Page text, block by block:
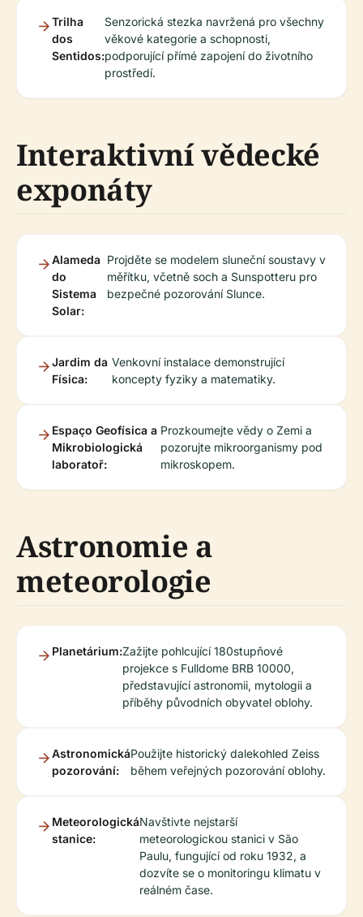
Trilha
dos
Sentidos:
Senzorická stezka navržená pro všechny
věkové kategorie a schopnosti,
podporující přímé zapojení do životního
prostředí.
Interaktivní vědecké
exponáty
Alameda
do
Sistema
Solar:
Projděte se modelem sluneční soustavy v
měřítku, včetně soch a Sunspotteru pro
bezpečné pozorování Slunce.
Jardim da
Física:
Venkovní instalace demonstrující
koncepty fyziky a matematiky.
Espaço Geofísica a
Mikrobiologická
laboratoř:
Prozkoumejte vědy o Zemi a
pozorujte mikroorganismy pod
mikroskopem.
Astronomie a
meteorologie
Planetárium:Zažijte pohlcující 180stupňové
projekce s Fulldome BRB 10000,
představující astronomii, mytologii a
příběhy původních obyvatel oblohy.
Astronomická
pozorování:
Použijte historický dalekohled Zeiss
během veřejných pozorování oblohy.
Meteorologická
stanice:
Navštivte nejstarší
meteorologickou stanici v São
Paulu, fungující od roku 1932, a
dozvíte se o monitoringu klimatu v
reálném čase.